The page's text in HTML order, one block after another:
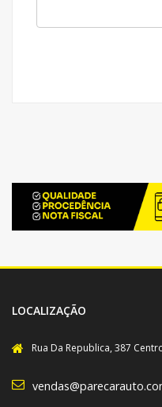
LOCALIZAÇÃO
Rua Da Republica, 387